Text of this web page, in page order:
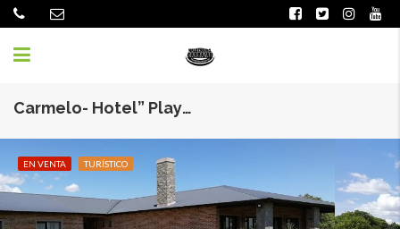
Carmelo- Hotel” Playa Seré “
EN VENTA TURÍSTICO